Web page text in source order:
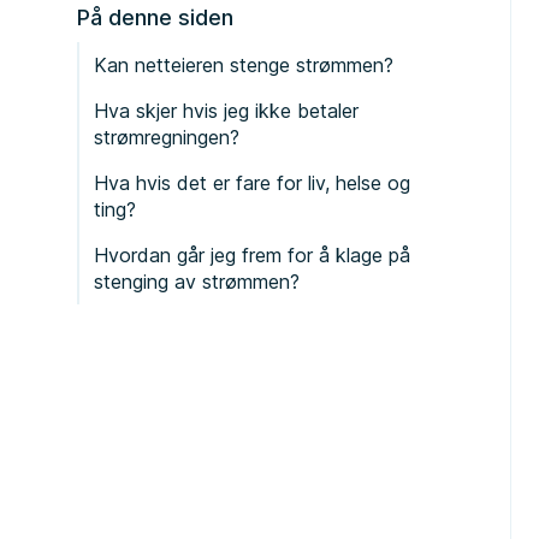
På denne siden
Kan netteieren stenge strømmen?
Hva skjer hvis jeg ikke betaler
strømregningen?
Hva hvis det er fare for liv, helse og
ting?
Hvordan går jeg frem for å klage på
stenging av strømmen?